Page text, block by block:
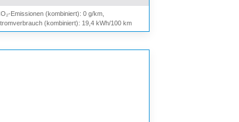
Emissionen (kombiniert): 0 g/km,
(kombiniert): 19,4 kWh/100 km